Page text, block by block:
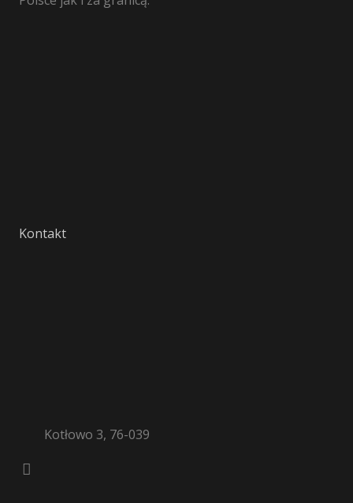
Kontakt
Kotłowo 3, 76-039